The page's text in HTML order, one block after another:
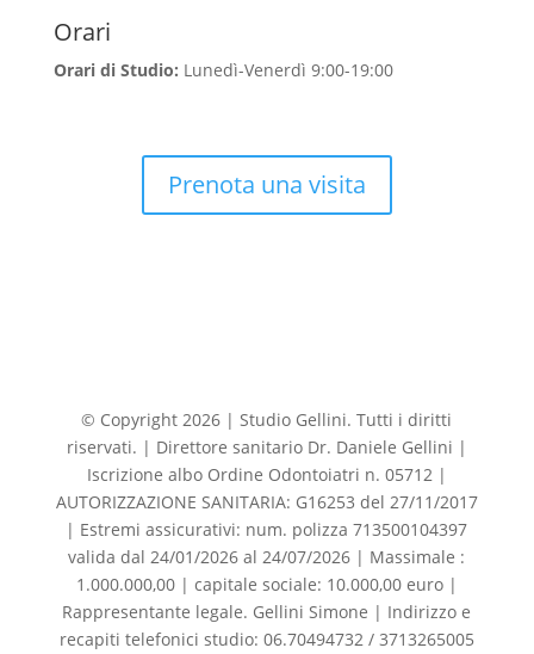
Orari
Orari di Studio: Lunedì-Venerdì 9:00-19:00
Prenota una visita
© Copyright 2026 | Studio Gellini. Tutti i diritti
riservati. | Direttore sanitario Dr. Daniele Gellini |
Iscrizione albo Ordine Odontoiatri n. 05712 |
AUTORIZZAZIONE SANITARIA: G16253 del 27/11/2017
| Estremi assicurativi: num. polizza 713500104397
valida dal 24/01/2026 al 24/07/2026 | Massimale :
1.000.000,00 | capitale sociale: 10.000,00 euro |
Rappresentante legale. Gellini Simone | Indirizzo e
recapiti telefonici studio: 06.70494732 / 3713265005